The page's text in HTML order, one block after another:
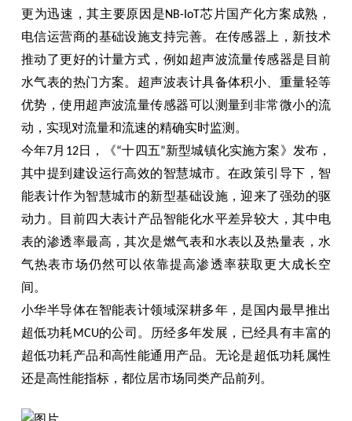
更为迅速，其主要原因是NB-IoT芯片国产化方案成熟，
电信运营商的基础设施支持完善。在传感器上，新技术
推动了更好的计量方式，例如超声波流量传感器是目前
水气表的热门方案。超声波表计具备体积小、重量轻等
优势，使用超声波流量传感器可以测量到非常微小的流
动，实现对流量和流速的精确实时监测。
今年7月 12日，《“十四五”新型城镇化实施方案》发布，
其中提到建设运行高效的智慧城市。在政策引导下，智
能表计作为智慧城市的新型基础设施，迎来了强劲的驱
动力。目前四大表计产品智能化水平差异较大，其中电
表的渗透率最高，其次是燃气表和水表以及热量表，水
气热表市场仍然可以依靠提高渗透率获取更大成长空
间。
小华半导体在智能表计领域深耕多年，是国内最早推出
超低功耗 MCU的公司。历经多年发展，已经具有丰富的
超低功耗产品和高性能通用产品。无论是超低功耗属性
还是高性能指标，都位居市场同类产品前列。